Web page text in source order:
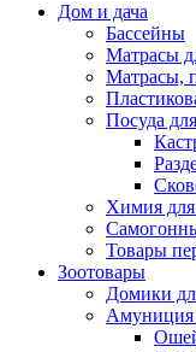
Дом и дача
Бассейны
Матрасы
Матрасы,
Посуда
Химия для
Товары
Зоотовары
Домики
Амуниция